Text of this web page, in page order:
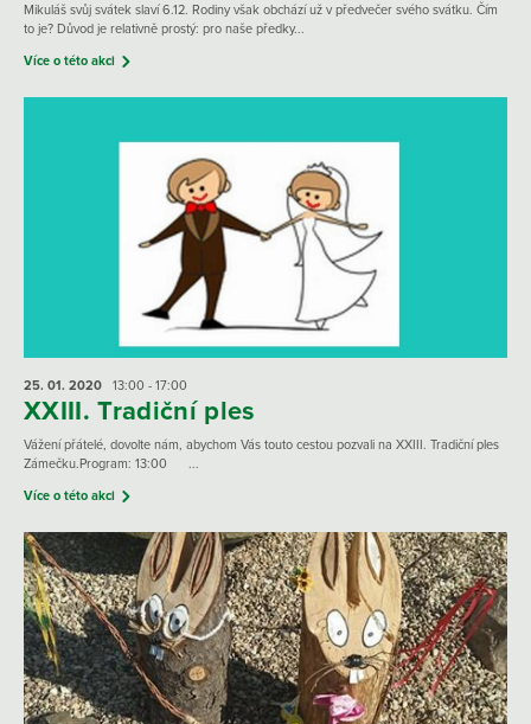
Mikuláš svůj svátek slaví 6.12. Rodiny však obchází už v předvečer svého svátku. Čím
to je? Důvod je relativně prostý: pro naše předky...
Více o této akci
25. 01. 2020 13:00 - 17:00
XXIII. Tradiční ples
Vážení přátelé, dovolte nám, abychom Vás touto cestou pozvali na XXIII. Tradiční ples
Zámečku.Program: 13:00 ...
Více o této akci